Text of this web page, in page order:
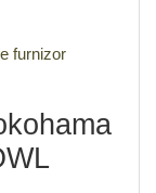
furnizor